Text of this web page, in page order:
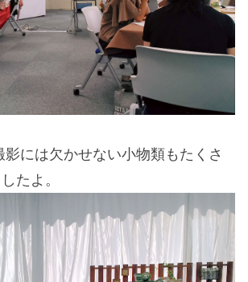
影には欠かせない小物類もたくさ
たよ。